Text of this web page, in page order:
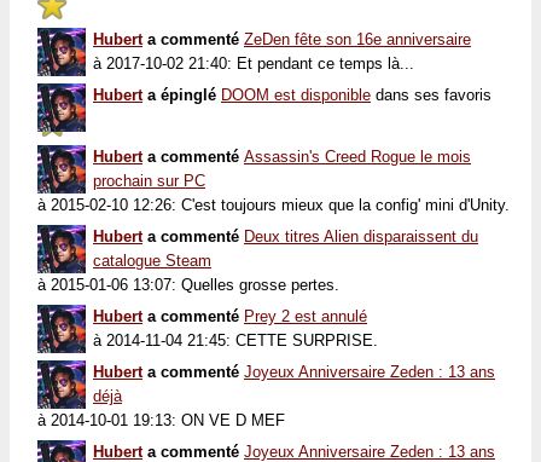
Huberta commenté ZeDen fête son 16e anniversaire
à 2017-10-02 21:40: Et pendant ce temps là...
Huberta épinglé DOOM est disponible dans ses favoris
Huberta commenté Assassin's Creed Rogue le mois
prochain sur PC
à 2015-02-10 12:26: C'est toujours mieux que la config' mini d'Unity.
Huberta commenté Deux titres Alien disparaissent du
catalogue Steam
à 2015-01-06 13:07: Quelles grosse pertes.
Huberta commenté Prey 2 est annulé
à 2014-11-04 21:45: CETTE SURPRISE.
Huberta commenté Joyeux Anniversaire Zeden : 13 ans
déjà
à 2014-10-01 19:13: ON VE D MEF
Huberta commenté Joyeux Anniversaire Zeden : 13 ans